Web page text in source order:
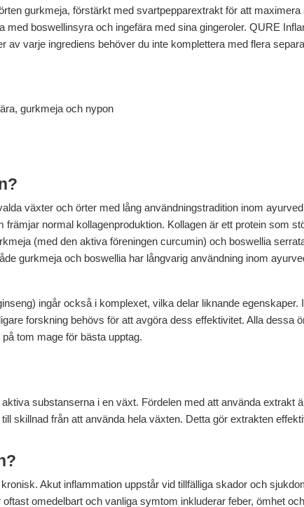
gurkmeja, förstärkt med svartpepparextrakt för att
med boswellinsyra och ingefära med sina gingeroler. QURE
av varje ingrediens behöver du inte komplettera med flera
gurkmeja och nypon
växter och örter med lång användningstradition inom
främjar normal kollagenproduktion. Kollagen är ett protein som
(med den aktiva föreningen curcumin) och boswellia
gurkmeja och boswellia har långvarig användning inom
ingår också i komplexet, vilka delar liknande egenskaper.
forskning behövs för att avgöra dess effektivitet. Alla dessa
tom mage för bästa upptag.
substanserna i en växt. Fördelen med att använda extrakt
skillnad från att använda hela växten. Detta gör extrakten
Akut inflammation uppstår vid tillfälliga skador och
omedelbart och vanliga symtom inkluderar feber, ömhet